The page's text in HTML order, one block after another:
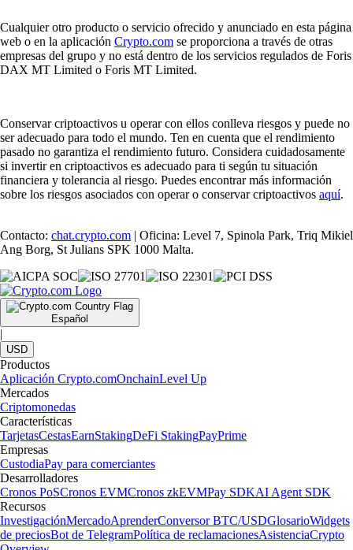
Cualquier otro producto o servicio ofrecido y anunciado en esta página
web o en la aplicación Crypto.com se proporciona a través de otras
empresas del grupo y no está dentro de los servicios regulados de Foris
DAX MT Limited o Foris MT Limited.
Conservar criptoactivos u operar con ellos conlleva riesgos y puede no
ser adecuado para todo el mundo. Ten en cuenta que el rendimiento
pasado no garantiza el rendimiento futuro. Considera cuidadosamente
si invertir en criptoactivos es adecuado para ti según tu situación
financiera y tolerancia al riesgo. Puedes encontrar más información
sobre los riesgos asociados con operar o conservar criptoactivos aquí.
Contacto: chat.crypto.com | Oficina: Level 7, Spinola Park, Triq Mikiel
Ang Borg, St Julians SPK 1000 Malta.
Español
|
USD
Productos
Aplicación Crypto.comOnchainLevel Up
Mercados
Criptomonedas
Características
TarjetasCestasEarnStakingDeFi StakingPayPrime
Empresas
CustodiaPay para comerciantes
Desarrolladores
Cronos PoSCronos EVMCronos zkEVMPay SDKAI Agent SDK
Recursos
InvestigaciónMercadoAprenderConversor BTC/USDGlosarioWidgets
de preciosBot de TelegramPolítica de reclamacionesAsistenciaCrypto